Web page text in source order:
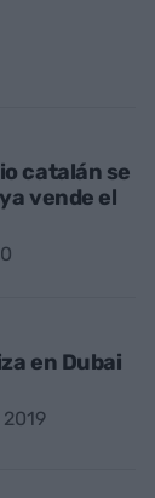
catalán se
vende el
en Dubai